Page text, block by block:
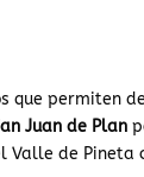
que permiten
Juan de Plan
Valle de Pineta